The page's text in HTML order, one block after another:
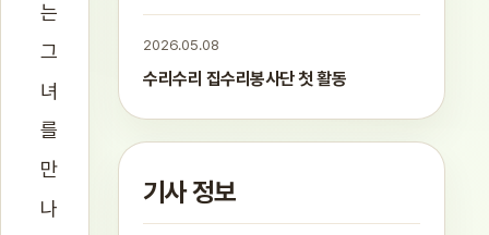
는
그
녀
를
만
나
2026.05.08
수리수리 집수리봉사단 첫 활동
기사 정보